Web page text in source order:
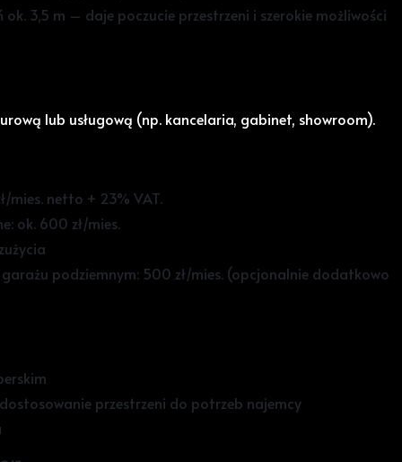
ok. 3,5 m – daje poczucie przestrzeni i szerokie możliwości
lub usługową (np. kancelaria, gabinet, showroom).
mies. netto + 23% VAT.
ok. 600 zł/mies.
podziemnym: 500 zł/mies. (opcjonalnie dodatkowo
przestrzeni do potrzeb najemcy